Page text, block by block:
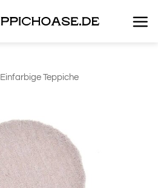
Einfarbige Teppiche